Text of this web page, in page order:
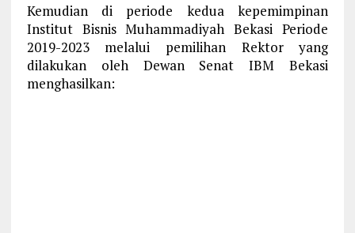
Kemudian di periode kedua kepemimpinan
Institut Bisnis Muhammadiyah Bekasi Periode
2019-2023 melalui pemilihan Rektor yang
dilakukan oleh Dewan Senat IBM Bekasi
menghasilkan: